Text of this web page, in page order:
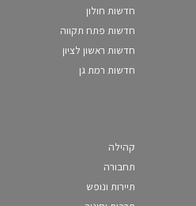
חדשות חולון
חדשות פתח תקווה
חדשות ראשון לציון
חדשות רמת גן
קהילה
תחבורה
תיירות ונופש